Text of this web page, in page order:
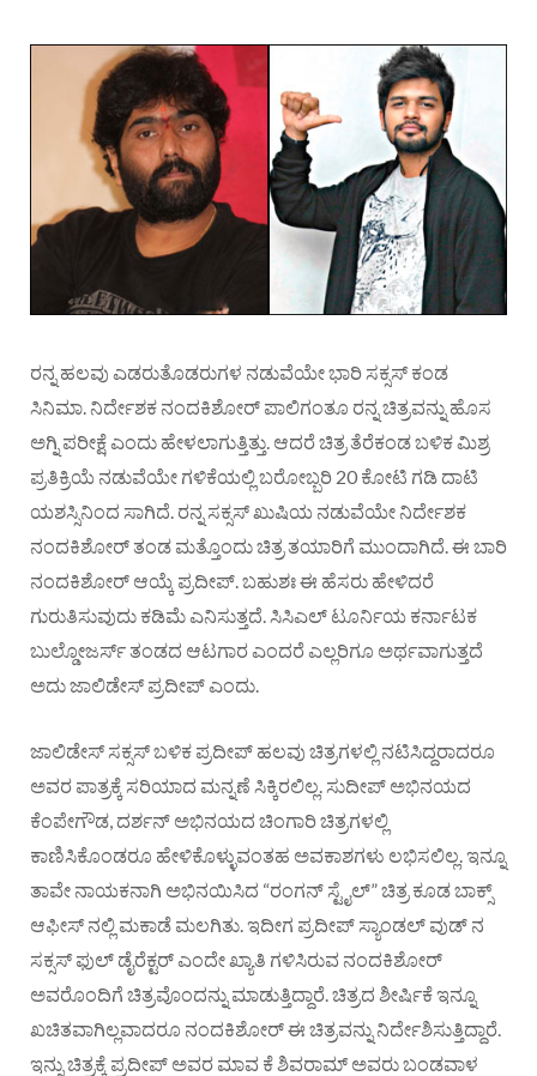
ರನ್ನ ಹಲವು ಎಡರುತೊಡರುಗಳ ನಡುವೆಯೇ ಭಾರಿ ಸಕ್ಸಸ್ ಕಂಡ
ಸಿನಿಮಾ. ನಿರ್ದೇಶಕ ನಂದಕಿಶೋರ್ ಪಾಲಿಗಂತೂ ರನ್ನ ಚಿತ್ರವನ್ನು ಹೊಸ
ಅಗ್ನಿ ಪರೀಕ್ಷೆ ಎಂದು ಹೇಳಲಾಗುತ್ತಿತ್ತು. ಆದರೆ ಚಿತ್ರ ತೆರೆಕಂಡ ಬಳಿಕ ಮಿಶ್ರ
ಪ್ರತಿಕ್ರಿಯೆ ನಡುವೆಯೇ ಗಳಿಕೆಯಲ್ಲಿ ಬರೋಬ್ಬರಿ 20 ಕೋಟಿ ಗಡಿ ದಾಟಿ
ಯಶಸ್ಸಿನಿಂದ ಸಾಗಿದೆ. ರನ್ನ ಸಕ್ಸಸ್ ಖುಷಿಯ ನಡುವೆಯೇ ನಿರ್ದೇಶಕ
ನಂದಕಿಶೋರ್ ತಂಡ ಮತ್ತೊಂದು ಚಿತ್ರ ತಯಾರಿಗೆ ಮುಂದಾಗಿದೆ. ಈ ಬಾರಿ
ನಂದಕಿಶೋರ್ ಆಯ್ಕೆ ಪ್ರದೀಪ್. ಬಹುಶಃ ಈ ಹೆಸರು ಹೇಳಿದರೆ
ಗುರುತಿಸುವುದು ಕಡಿಮೆ ಎನಿಸುತ್ತದೆ. ಸಿಸಿಎಲ್ ಟೂರ್ನಿಯ ಕರ್ನಾಟಕ
ಬುಲ್ಡೋಜರ್ಸ್ ತಂಡದ ಆಟಗಾರ ಎಂದರೆ ಎಲ್ಲರಿಗೂ ಅರ್ಥವಾಗುತ್ತದೆ
ಅದು ಜಾಲಿಡೇಸ್ ಪ್ರದೀಪ್ ಎಂದು.
ಜಾಲಿಡೇಸ್ ಸಕ್ಸಸ್ ಬಳಿಕ ಪ್ರದೀಪ್ ಹಲವು ಚಿತ್ರಗಳಲ್ಲಿ ನಟಿಸಿದ್ದರಾದರೂ
ಅವರ ಪಾತ್ರಕ್ಕೆ ಸರಿಯಾದ ಮನ್ನಣೆ ಸಿಕ್ಕಿರಲಿಲ್ಲ. ಸುದೀಪ್ ಅಭಿನಯದ
ಕೆಂಪೇಗೌಡ, ದರ್ಶನ್ ಅಭಿನಯದ ಚಿಂಗಾರಿ ಚಿತ್ರಗಳಲ್ಲಿ
ಕಾಣಿಸಿಕೊಂಡರೂ ಹೇಳಿಕೊಳ್ಳುವಂತಹ ಅವಕಾಶಗಳು ಲಭಿಸಲಿಲ್ಲ. ಇನ್ನೂ
ತಾವೇ ನಾಯಕನಾಗಿ ಅಭಿನಯಿಸಿದ “ರಂಗನ್ ಸ್ಟೈಲ್” ಚಿತ್ರ ಕೂಡ ಬಾಕ್ಸ್
ಆಫೀಸ್ ನಲ್ಲಿ ಮಕಾಡೆ ಮಲಗಿತು. ಇದೀಗ ಪ್ರದೀಪ್ ಸ್ಯಾಂಡಲ್ ವುಡ್ ನ
ಸಕ್ಸಸ್ ಫುಲ್ ಡೈರೆಕ್ಟರ್ ಎಂದೇ ಖ್ಯಾತಿ ಗಳಿಸಿರುವ ನಂದಕಿಶೋರ್
ಅವರೊಂದಿಗೆ ಚಿತ್ರವೊಂದನ್ನು ಮಾಡುತ್ತಿದ್ದಾರೆ. ಚಿತ್ರದ ಶೀರ್ಷಿಕೆ ಇನ್ನೂ
ಖಚಿತವಾಗಿಲ್ಲವಾದರೂ ನಂದಕಿಶೋರ್ ಈ ಚಿತ್ರವನ್ನು ನಿರ್ದೇಶಿಸುತ್ತಿದ್ದಾರೆ.
ಇನ್ನು ಚಿತ್ರಕ್ಕೆ ಪ್ರದೀಪ್ ಅವರ ಮಾವ ಕೆ ಶಿವರಾಮ್ ಅವರು ಬಂಡವಾಳ